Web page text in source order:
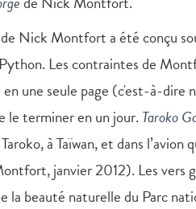
Nick Montfort a été conçu
Les contraintes de
une seule page (c'est-à-dire
le terminer en un jour. Taroko
à Taïwan, et dans
janvier 2012). Les vers
la beauté naturelle du Parc